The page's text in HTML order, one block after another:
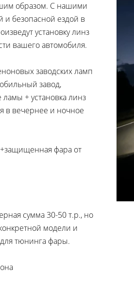
образом. С нашими
и безопасной ездой в
установку линз
вашего автомобиля.
заводских ламп
завод,
+ установка линз
в вечернее и ночное
фара от
сумма 30-50 т.р., но
модели и
тюнинга фары.